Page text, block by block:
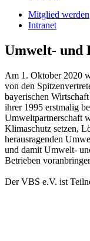
Mitglied werden
Intranet
Umwelt- und
Am 1. Oktober 2020
von den
bayerischen
ihrer 1995 erstmalig
Umweltpartnerschaft
Klimaschutz setzen,
herausragenden
und damit Umwelt-
Betrieben
Der VBS e.V. ist